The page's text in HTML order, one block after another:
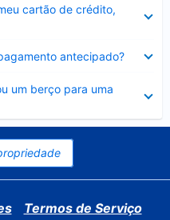
cartão de crédito,
antecipado?
um berço para uma
Termos de Serviço